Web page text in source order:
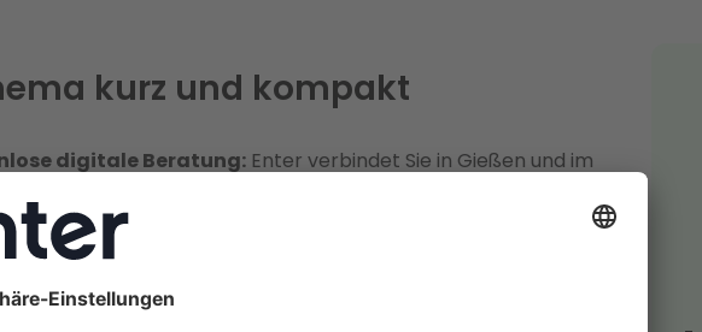
kurz und kompakt
digitale Beratung: Enter verbindet Sie in Gießen und im
in der Nähe, der innerhalb von 14 Tagen einen Vor-Ort-
bei Ihnen durchführt.
Sanierungsfahrplan: